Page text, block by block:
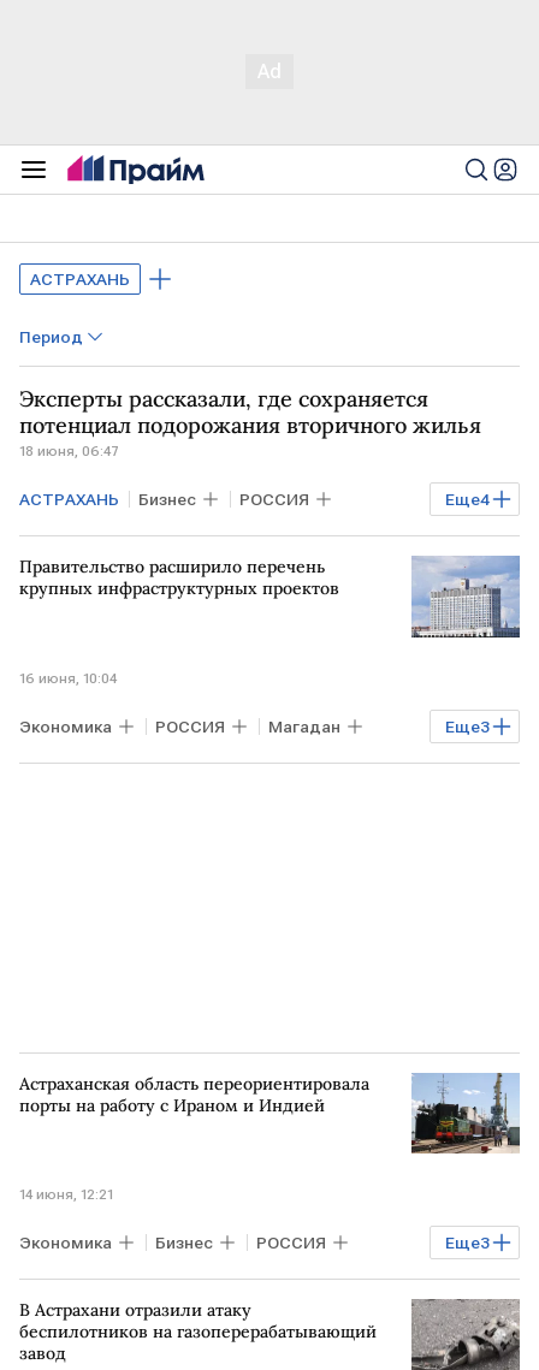
АСТРАХАНЬ
Период
Эксперты рассказали, где сохраняется
потенциал подорожания вторичного жилья
18 июня, 06:47
Еще4
АСТРАХАНЬ Бизнес РОССИЯ
Недвижимость Владикавказ
МОСКВА ЦИАН
Правительство расширило перечень
крупных инфраструктурных проектов
16 июня, 10:04
Еще3
Экономика РОССИЯ Магадан
ТВЕРЬ КОМСОМОЛЬСК-НА-АМУРЕ
Астраханская область переориентировала
порты на работу с Ираном и Индией
14 июня, 12:21
Еще3
Экономика Бизнес РОССИЯ
ИРАН ИНДИЯ АЗЕРБАЙДЖАН
В Астрахани отразили атаку
беспилотников на газоперерабатывающий
завод